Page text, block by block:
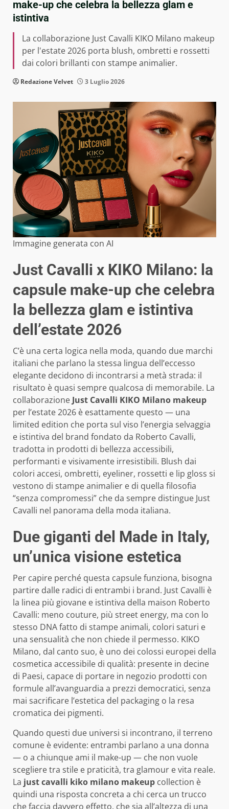
make-up che celebra la bellezza glam e
istintiva
La collaborazione Just Cavalli KIKO Milano makeup
per l'estate 2026 porta blush, ombretti e rossetti
dai colori brillanti con stampe animalier.
Redazione Velvet 3 Luglio 2026
Immagine generata con AI
Just Cavalli x KIKO Milano: la
capsule make-up che celebra
la bellezza glam e istintiva
dell’estate 2026
C’è una certa logica nella moda, quando due marchi
italiani che parlano la stessa lingua dell’eccesso
elegante decidono di incontrarsi a metà strada: il
risultato è quasi sempre qualcosa di memorabile. La
collaborazione Just Cavalli KIKO Milano makeup
per l’estate 2026 è esattamente questo — una
limited edition che porta sul viso l’energia selvaggia
e istintiva del brand fondato da Roberto Cavalli,
tradotta in prodotti di bellezza accessibili,
performanti e visivamente irresistibili. Blush dai
colori accesi, ombretti, eyeliner, rossetti e lip gloss si
vestono di stampe animalier e di quella filosofia
“senza compromessi” che da sempre distingue Just
Cavalli nel panorama della moda italiana.
Due giganti del Made in Italy,
un’unica visione estetica
Per capire perché questa capsule funziona, bisogna
partire dalle radici di entrambi i brand. Just Cavalli è
la linea più giovane e istintiva della maison Roberto
Cavalli: meno couture, più street energy, ma con lo
stesso DNA fatto di stampe animali, colori saturi e
una sensualità che non chiede il permesso. KIKO
Milano, dal canto suo, è uno dei colossi europei della
cosmetica accessibile di qualità: presente in decine
di Paesi, capace di portare in negozio prodotti con
formule all’avanguardia a prezzi democratici, senza
mai sacrificare l’estetica del packaging o la resa
cromatica dei pigmenti.
Quando questi due universi si incontrano, il terreno
comune è evidente: entrambi parlano a una donna
— o a chiunque ami il make-up — che non vuole
scegliere tra stile e praticità, tra glamour e vita reale.
La just cavalli kiko milano makeup collection è
quindi una risposta concreta a chi cerca un trucco
che faccia davvero effetto, che sia all’altezza di una